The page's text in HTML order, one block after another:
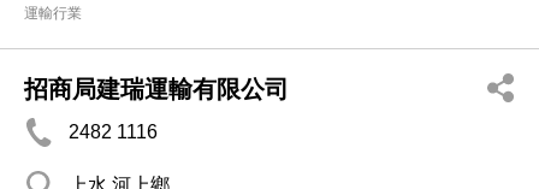
運輸行業
招商局建瑞運輸有限公司
2482 1116
上水 河上鄉